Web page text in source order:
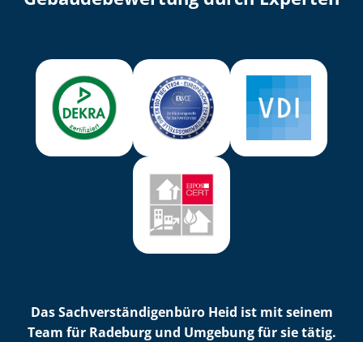
Das Sach­ver­stän­di­gen­bü­ro Heid ist mit seinem
Team für Radeburg und Umgebung für sie tätig.